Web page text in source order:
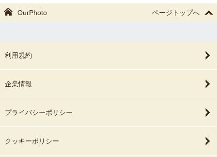
OurPhoto ページトップへ
利用規約
企業情報
プライバシーポリシー
クッキーポリシー